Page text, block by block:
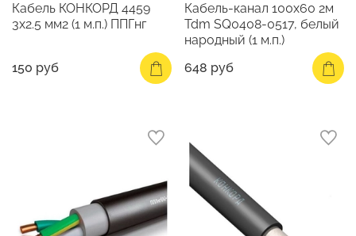
Кабель КОНКОРД 4459
3х2.5 мм2 (1 м.п.) ППГнг
150 руб
Кабель-канал 100х60 2м
Tdm SQ0408-0517, белый
народный (1 м.п.)
648 руб